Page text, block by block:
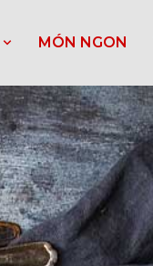
MÓN NGON